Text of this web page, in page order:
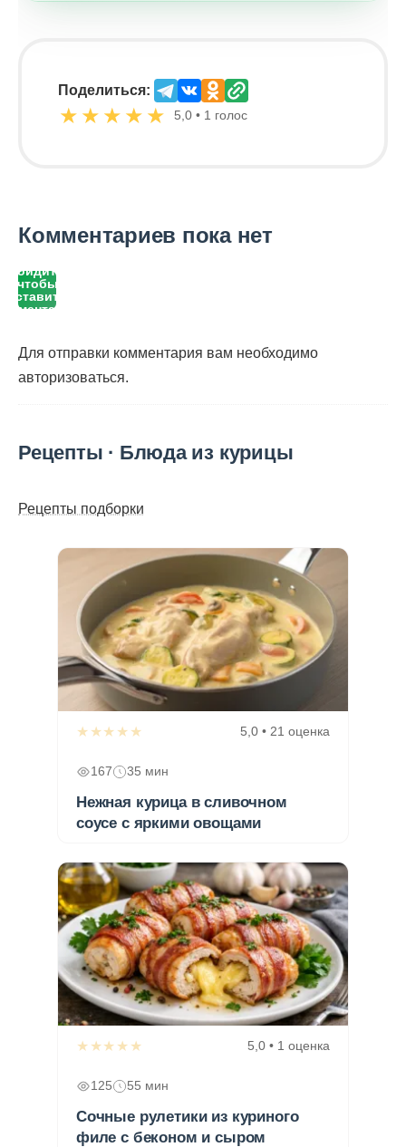
Поделиться:
★ ★ ★ ★ ★ 5,0 • 1 голос
Комментариев пока нет
Войдите,
чтобы
оставить
Для отправки комментария вам необходимо
авторизоваться.
Рецепты · Блюда из курицы
Рецепты подборки
★★★★★ 5,0 • 21 оценка
167 35 мин
Нежная курица в сливочном
соусе с яркими овощами
★★★★★ 5,0 • 1 оценка
125 55 мин
Сочные рулетики из куриного
филе с беконом и сыром